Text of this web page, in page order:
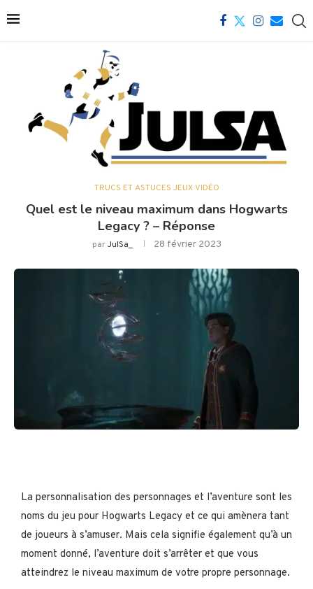
TRUCS ET ASTUCES JEUX VIDÉO
Quel est le niveau maximum dans Hogwarts
Legacy ? – Réponse
parJulSa_ 28 février 2023
La personnalisation des personnages et l’aventure sont les
noms du jeu pour Hogwarts Legacy et ce qui amènera tant
de joueurs à s’amuser. Mais cela signifie également qu’à un
moment donné, l’aventure doit s’arrêter et que vous
atteindrez le niveau maximum de votre propre personnage.